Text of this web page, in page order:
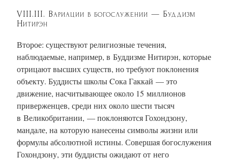
VIII.III. Вариации в богослужении — Буддизм
Нитирэн
Второе: существуют религиозные течения,
наблюдаемые, например, в Буддизме Нитирэн, которые
отрицают высших существ, но требуют поклонения
объекту. Буддисты школы Cока Гаккай — это
движение, насчитывающее около 15 миллионов
приверженцев, среди них около шести тысяч
в Великобритании, — поклоняются Гохондзону,
мандале, на которую нанесены символы жизни или
формулы абсолютной истины. Совершая богослужения
Гохондзону, эти буддисты ожидают от него